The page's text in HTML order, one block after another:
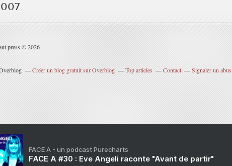
press © 2026
Créer un blog gratuit sur Overblog Top articles Contact Signaler un abus
FACE A - un podcast Purecharts
FACE A #30 : Eve Angeli raconte "Avant de partir"